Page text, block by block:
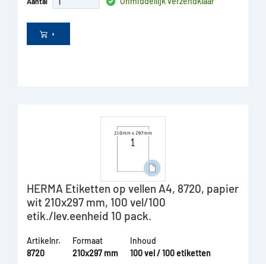
HERMA Etiketten op vellen A4, 8720, papier
wit 210x297 mm, 100 vel/100
etik./lev.eenheid 10 pack.
Artikelnr.
8720
Formaat
210x297 mm
Inhoud
100 vel / 100 etiketten